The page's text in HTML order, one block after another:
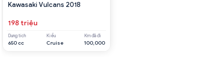
Kawasaki Vulcans 2018
198 triệu
Dung tích
650 cc
Kiểu
Cruise
Km đã đi
100,000